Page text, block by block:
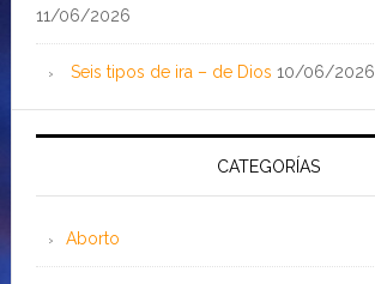
11/06/2026
Seis tipos de ira – de Dios 10/06/2026
CATEGORÍAS
Aborto